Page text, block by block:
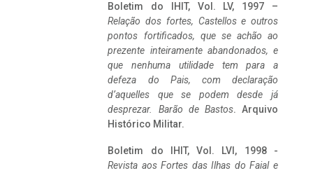
Boletim do IHIT, Vol. LV, 1997 –
Relação dos fortes, Castellos e outros
pontos fortificados, que se achão ao
prezente inteiramente abandonados, e
que nenhuma utilidade tem para a
defeza do Pais, com declaração
d’aquelles que se podem desde já
desprezar. Barão de Bastos. Arquivo
Histórico Militar.
Boletim do IHIT, Vol. LVI, 1998 -
Revista aos Fortes das Ilhas do Faial e